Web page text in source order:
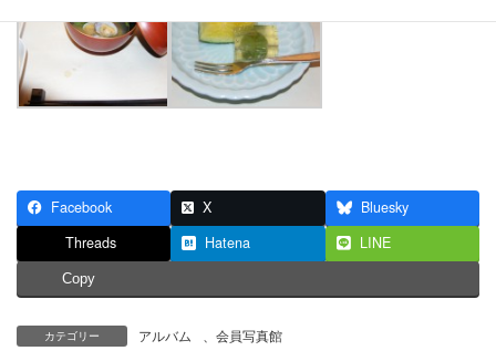
Facebook X
Bluesky
Threads
Hatena LINE
Copy
カテゴリー アルバム 会員写真館